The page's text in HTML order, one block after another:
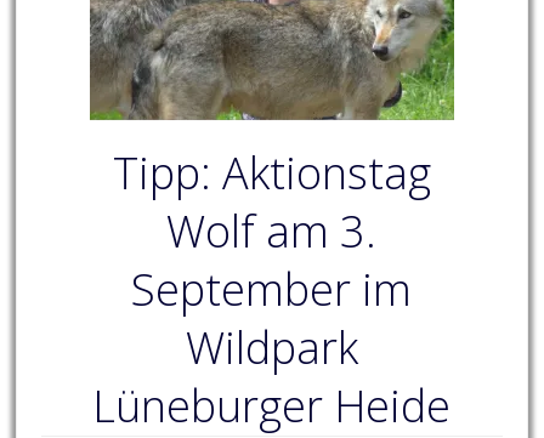
Tipp: Aktionstag
Wolf am 3.
September im
Wildpark
Lüneburger Heide